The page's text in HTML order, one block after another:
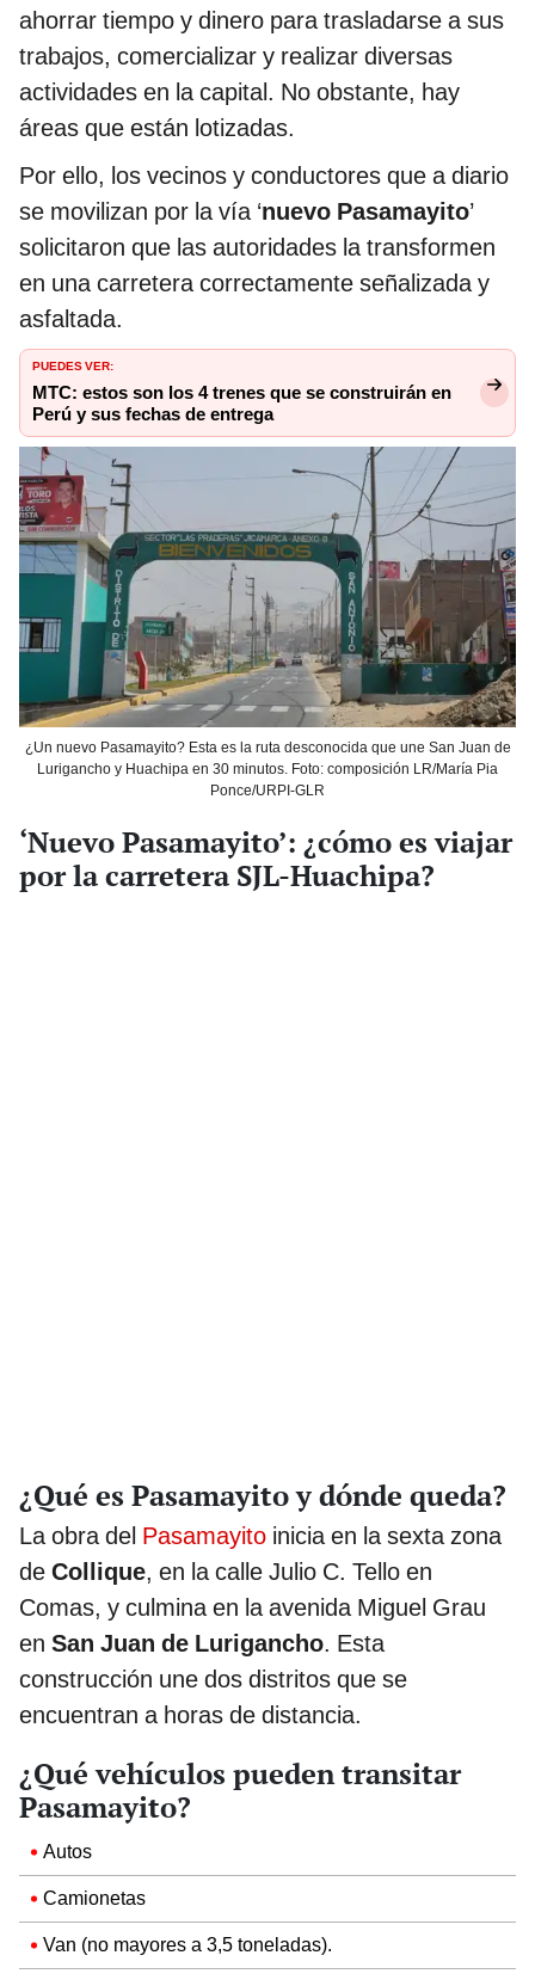
ahorrar tiempo y dinero para trasladarse a sus
trabajos, comercializar y realizar diversas
actividades en la capital. No obstante, hay
áreas que están lotizadas.
Por ello, los vecinos y conductores que a diario
se movilizan por la vía ‘nuevo Pasamayito’
solicitaron que las autoridades la transformen
en una carretera correctamente señalizada y
asfaltada.
PUEDES VER:
MTC: estos son los 4 trenes que se construirán en
Perú y sus fechas de entrega
¿Un nuevo Pasamayito? Esta es la ruta desconocida que une San Juan de
Lurigancho y Huachipa en 30 minutos. Foto: composición LR/María Pia
Ponce/URPI-GLR
‘Nuevo Pasamayito’: ¿cómo es viajar
por la carretera SJL-Huachipa?
¿Qué es Pasamayito y dónde queda?
La obra del Pasamayito inicia en la sexta zona
de Collique, en la calle Julio C. Tello en
Comas, y culmina en la avenida Miguel Grau
en San Juan de Lurigancho. Esta
construcción une dos distritos que se
encuentran a horas de distancia.
¿Qué vehículos pueden transitar
Pasamayito?
Autos
Camionetas
Van (no mayores a 3,5 toneladas).